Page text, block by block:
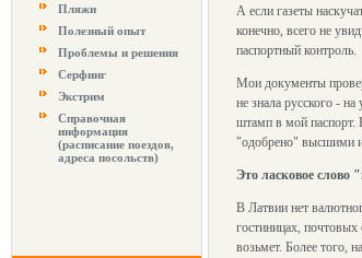
Пляжи
Полезный опыт
Проблемы и решения
Серфинг
Экстрим
Справочная
информация
(расписание поездов,
адреса посольств)
А если газеты
конечно, всего не
паспортный контроль.
Мои документы
не знала русского -
штамп в мой паспорт.
"одобрено" высшими
Это ласковое слово
В Латвии нет
гостиницах, почтовых
возьмет. Более того,